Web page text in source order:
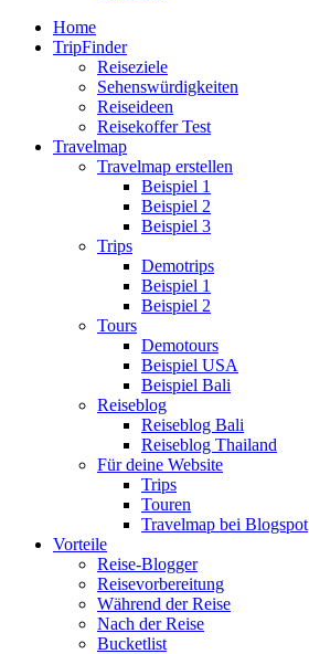
Home
TripFinder
Reiseziele
Sehenswürdigkeiten
Reiseideen
Reisekoffer Test
Travelmap
Travelmap erstellen
Beispiel 1
Beispiel 2
Beispiel 3
Trips
Demotrips
Beispiel 1
Beispiel 2
Tours
Demotours
Beispiel USA
Beispiel Bali
Reiseblog
Reiseblog Bali
Reiseblog Thailand
Für deine Website
Trips
Touren
Travelmap bei Blogspot
Vorteile
Reise-Blogger
Reisevorbereitung
Während der Reise
Nach der Reise
Bucketlist